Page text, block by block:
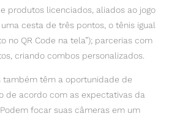
produtos licenciados, aliados ao jogo
uma cesta de três pontos, o tênis igual
no QR Code na tela”); parcerias com
criando combos personalizados.
também têm a oportunidade de
de acordo com as expectativas da
focar suas câmeras em um